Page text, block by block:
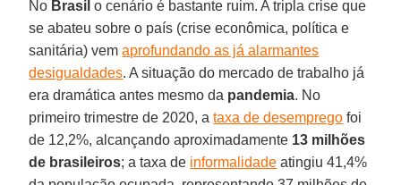
No Brasil o cenário é bastante ruim. A tripla crise que
se abateu sobre o país (crise econômica, política e
sanitária) vemaprofundando as já alarmantes
desigualdades. A situação do mercado de trabalho já
era dramática antes mesmo da pandemia. No
primeiro trimestre de 2020, ataxa de desemprego foi
de 12,2%, alcançando aproximadamente 13 milhões
de brasileiros; a taxa de informalidade atingiu 41,4%